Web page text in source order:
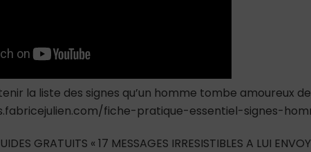
la liste des signes qu’un homme tombe amoureux
fiche-pratique-essentiel-signes-
GRATUITS « 17 MESSAGES IRRESISTIBLES A LUI